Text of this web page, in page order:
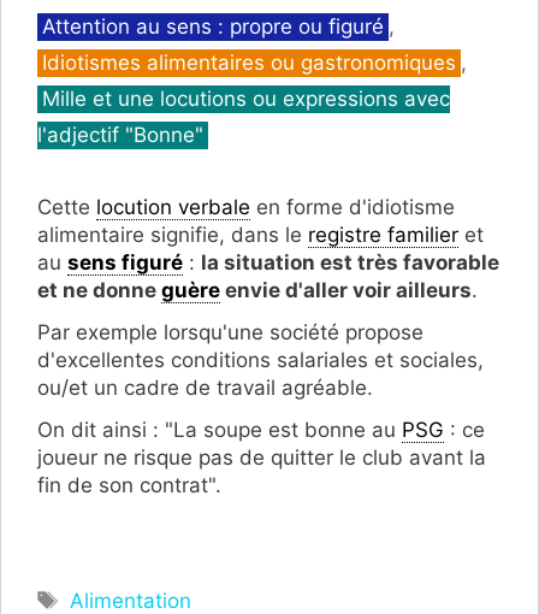
Catégories
Attention au sens : propre ou figuré ,
Idiotismes alimentaires ou gastronomiques ,
Mille et une locutions ou expressions avec
l'adjectif "Bonne"
Cette locution verbale en forme d'idiotisme
alimentaire signifie, dans le registre familier et
au sens figuré : la situation est très favorable
et ne donne guère envie d'aller voir ailleurs.
Par exemple lorsqu'une société propose
d'excellentes conditions salariales et sociales,
ou/et un cadre de travail agréable.
On dit ainsi : "La soupe est bonne au PSG : ce
joueur ne risque pas de quitter le club avant la
fin de son contrat".
Étiquettes
Alimentation